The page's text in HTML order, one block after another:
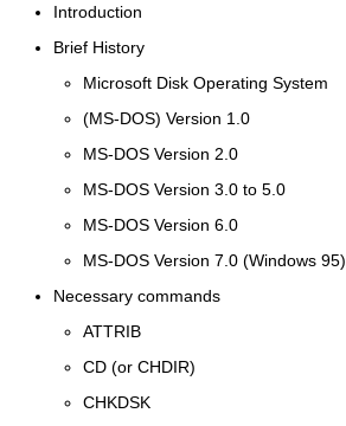
Introduction
Brief History
Microsoft Disk Operating System
(MS-DOS) Version 1.0
MS-DOS Version 2.0
MS-DOS Version 3.0 to 5.0
MS-DOS Version 6.0
MS-DOS Version 7.0 (Windows 95)
Necessary commands
ATTRIB
CD (or CHDIR)
CHKDSK